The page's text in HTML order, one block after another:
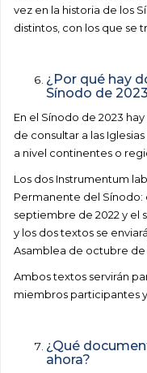
vez en la historia de los
distintos, con los que se
¿Por qué hay
Sínodo de
En el Sínodo de 2023
de consultar a las
a nivel continentes o
Los dos Instrumentum
Permanente del
septiembre de 2022 y el
y los dos textos se
Asamblea de octubre de
Ambos textos servirán
miembros participantes
¿Qué
ahora?